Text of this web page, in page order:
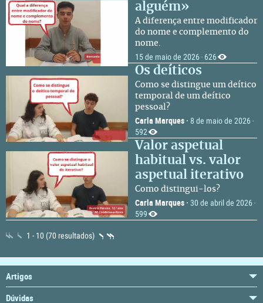
alguém»
A diferença entre modificador
do nome e complemento do
nome.
15 de maio de 2026 · 626
Os deíticos
Como se distingue um deítico
temporal de um deítico
pessoal?
Carla Marques · 8 de maio de 2026 ·
592
Valor aspetual
habitual vs. valor
aspetual iterativo
Como distingui-los?
Carla Marques · 30 de abril de 2026 ·
599
1 - 10 (70 resultados)
Artigos
Dúvidas